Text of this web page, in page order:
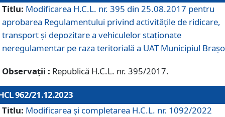
Titlu: Modificarea H.C.L. nr. 395 din 25.08.2017 pentru
aprobarea Regulamentului privind activitățile de ridicare,
transport şi depozitare a vehiculelor staționate
neregulamentar pe raza teritorială a UAT Municipiul
Observații : Republică H.C.L. nr. 395/2017.
962/21.12.2023
Titlu: Modificarea și completarea H.C.L. nr. 1092/2022